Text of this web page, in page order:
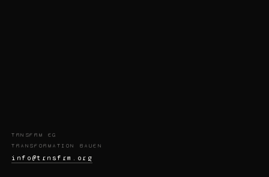
TRNSFRM EG
TRANSFORMATION BAUEN
info@trnsfrm.org